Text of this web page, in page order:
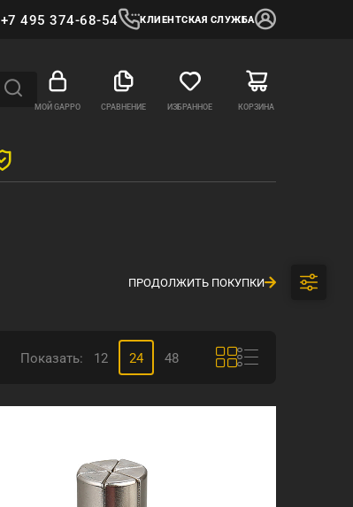
+7 495 374-68-54 КЛИЕНТСКАЯ СЛУЖБА
МОЙ GAPPO СРАВНЕНИЕ ИЗБРАННОЕ КОРЗИНА
ПРОДОЛЖИТЬ ПОКУПКИ
Показать: 12 24 48